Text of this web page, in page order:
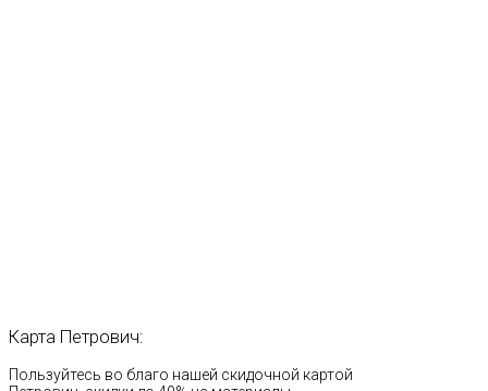
Карта Петрович:
Пользуйтесь во благо нашей скидочной картой